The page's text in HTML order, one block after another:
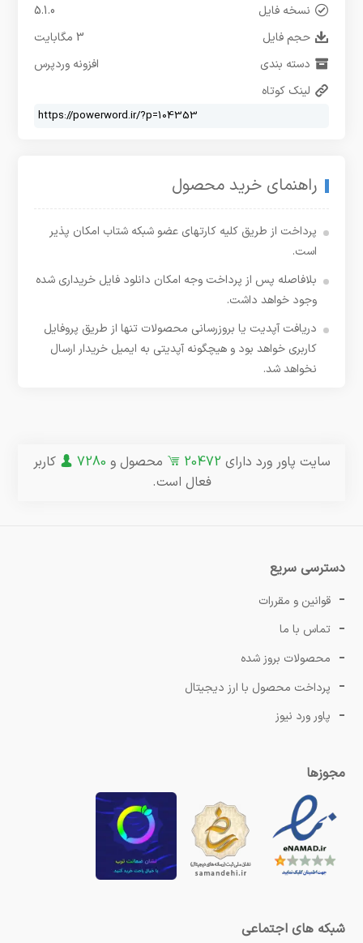
نسخه فایل
5.1.0
حجم فایل
3 مگابایت
دسته بندی
افزونه وردپرس
لینک کوتاه
راهنمای خرید محصول
پرداخت از طریق کلیه کارتهای عضو شبکه شتاب امکان پذیر
است.
بلافاصله پس از پرداخت وجه امکان دانلود فایل خریداری شده
وجود خواهد داشت.
دریافت آپدیت یا بروزرسانی محصولات تنها از طریق پروفایل
کاربری خواهد بود و هیچگونه آپدیتی به ایمیل خریدار ارسال
نخواهد شد.
سایت پاور ورد دارای 20472 محصول و 7280
کاربر
فعال است.
دسترسی سریع
قوانین و مقررات
تماس با ما
محصولات بروز شده
پرداخت محصول با ارز دیجیتال
پاور ورد نیوز
مجوزها
شبکه های اجتماعی